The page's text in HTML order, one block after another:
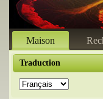
Maison
Traduction